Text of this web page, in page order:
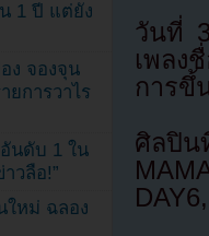
วันที่
เพลง
การขึ้
ศิลปิ
1 ปี แต่ยัง
ง จองจุน
ยการวาไร
นดับ 1 ใน
วลือ!”
ใหม่ ฉลอง